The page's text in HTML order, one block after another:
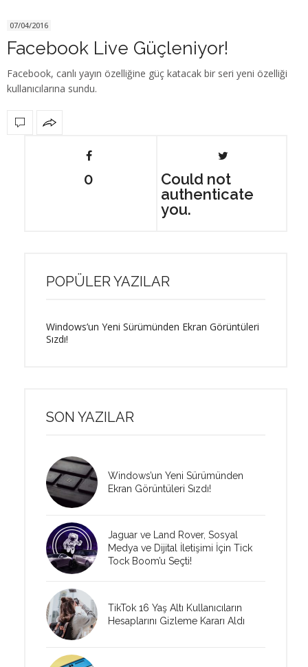
07/04/2016
Facebook Live Güçleniyor!
Facebook, canlı yayın özelliğine güç katacak bir seri yeni özelliği
kullanıcılarına sundu.
0
Could not
authenticate
you.
POPÜLER YAZILAR
Windows’un Yeni Sürümünden Ekran Görüntüleri
Sızdı!
SON YAZILAR
Windows’un Yeni Sürümünden
Ekran Görüntüleri Sızdı!
Jaguar ve Land Rover, Sosyal
Medya ve Dijital İletişimi İçin Tick
Tock Boom’u Seçti!
TikTok 16 Yaş Altı Kullanıcıların
Hesaplarını Gizleme Kararı Aldı